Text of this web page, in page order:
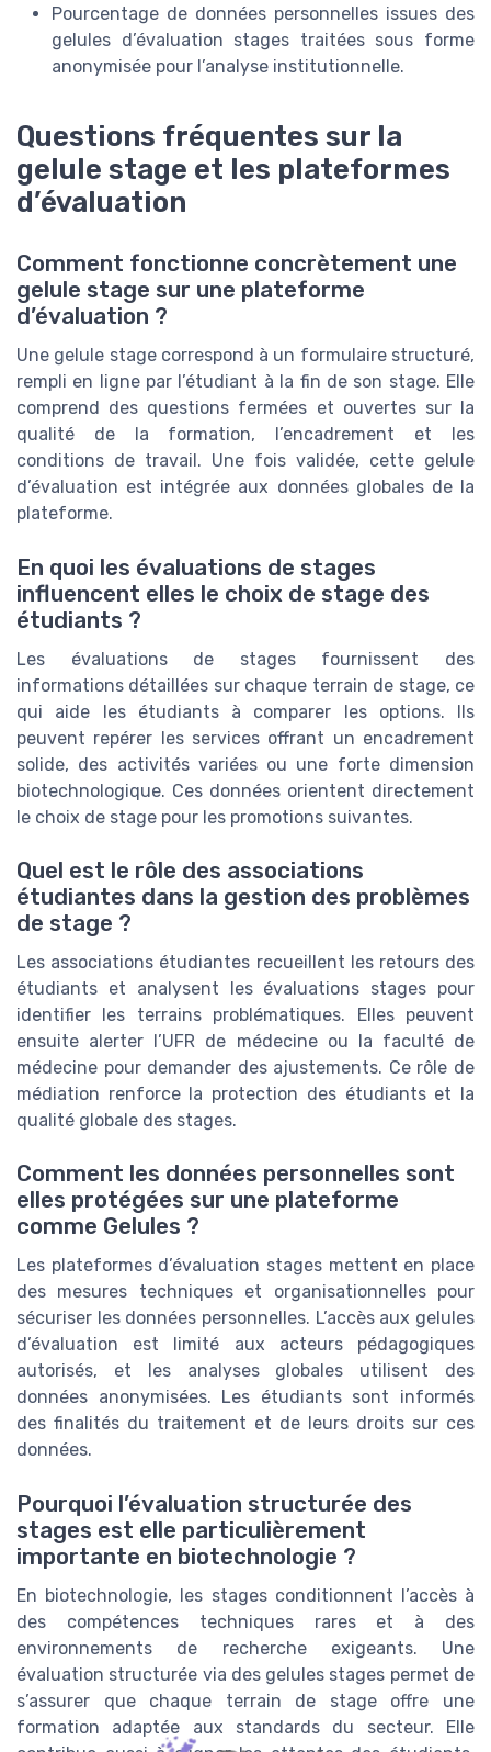
Pourcentage de données personnelles issues des
gelules d’évaluation stages traitées sous forme
anonymisée pour l’analyse institutionnelle.
Questions fréquentes sur la
gelule stage et les plateformes
d’évaluation
Comment fonctionne concrètement une
gelule stage sur une plateforme
d’évaluation ?
Une gelule stage correspond à un formulaire structuré,
rempli en ligne par l’étudiant à la fin de son stage. Elle
comprend des questions fermées et ouvertes sur la
qualité de la formation, l’encadrement et les
conditions de travail. Une fois validée, cette gelule
d’évaluation est intégrée aux données globales de la
plateforme.
En quoi les évaluations de stages
influencent elles le choix de stage des
étudiants ?
Les évaluations de stages fournissent des
informations détaillées sur chaque terrain de stage, ce
qui aide les étudiants à comparer les options. Ils
peuvent repérer les services offrant un encadrement
solide, des activités variées ou une forte dimension
biotechnologique. Ces données orientent directement
le choix de stage pour les promotions suivantes.
Quel est le rôle des associations
étudiantes dans la gestion des problèmes
de stage ?
Les associations étudiantes recueillent les retours des
étudiants et analysent les évaluations stages pour
identifier les terrains problématiques. Elles peuvent
ensuite alerter l’UFR de médecine ou la faculté de
médecine pour demander des ajustements. Ce rôle de
médiation renforce la protection des étudiants et la
qualité globale des stages.
Comment les données personnelles sont
elles protégées sur une plateforme
comme Gelules ?
Les plateformes d’évaluation stages mettent en place
des mesures techniques et organisationnelles pour
sécuriser les données personnelles. L’accès aux gelules
d’évaluation est limité aux acteurs pédagogiques
autorisés, et les analyses globales utilisent des
données anonymisées. Les étudiants sont informés
des finalités du traitement et de leurs droits sur ces
données.
Pourquoi l’évaluation structurée des
stages est elle particulièrement
importante en biotechnologie ?
En biotechnologie, les stages conditionnent l’accès à
des compétences techniques rares et à des
environnements de recherche exigeants. Une
évaluation structurée via des gelules stages permet de
s’assurer que chaque terrain de stage offre une
formation adaptée aux standards du secteur. Elle